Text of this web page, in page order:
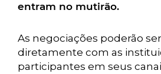
entram no mutirão.
As negociações poderão
diretamente com as
participantes em seus